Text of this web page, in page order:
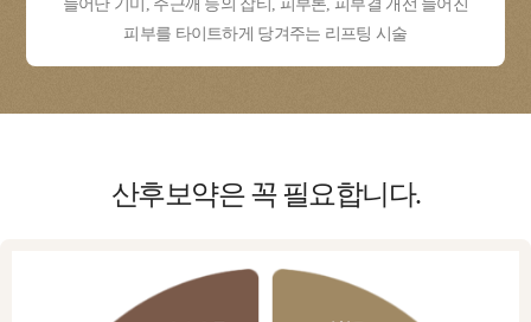
늘어난 기미, 주근깨 등의 잡티, 피부톤, 피부결 개선 늘어진
피부를 타이트하게 당겨주는 리프팅 시술
산후보약은꼭 필요합니다.